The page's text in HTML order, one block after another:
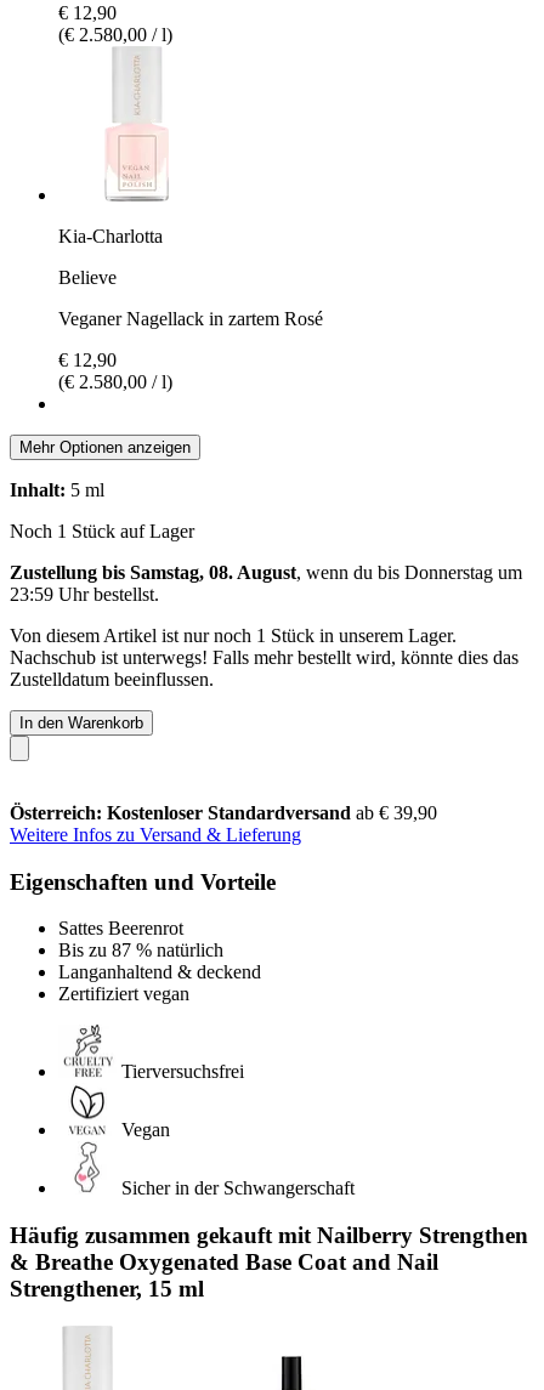
€ 12,90
(€ 2.580,00 / l)
Kia-Charlotta
Believe
Veganer Nagellack in zartem Rosé
€ 12,90
(€ 2.580,00 / l)
Mehr Optionen anzeigen
Inhalt: 5 ml
Noch 1 Stück auf Lager
Zustellung bis Samstag, 08. August, wenn du bis Donnerstag um
23:59 Uhrbestellst.
Von diesem Artikel ist nur noch 1 Stück in unserem Lager.
Nachschub ist unterwegs! Falls mehr bestellt wird, könnte dies das
Zustelldatum beeinflussen.
In den Warenkorb
Österreich: Kostenloser Standardversand ab € 39,90
Weitere Infos zu Versand & Lieferung
Eigenschaften und Vorteile
Sattes Beerenrot
Bis zu 87 % natürlich
Langanhaltend & deckend
Zertifiziert vegan
Tierversuchsfrei
Vegan
Sicher in der Schwangerschaft
Häufig zusammen gekauft mit Nailberry Strengthen
& Breathe Oxygenated Base Coat and Nail
Strengthener, 15 ml